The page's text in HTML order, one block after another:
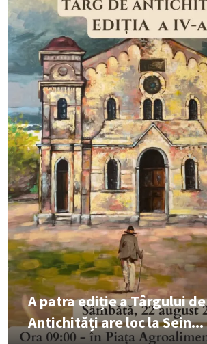
A patra ediție a Târgului de
Antichități are loc la Sein...